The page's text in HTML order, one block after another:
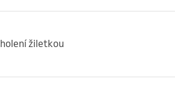
žiletkou